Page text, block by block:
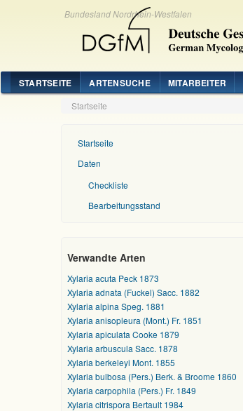
Bundesland Nordrhein-Westfalen
STARTSEITE ARTENSUCHE MITARBEITER
Startseite
Startseite
Daten
Checkliste
Bearbeitungsstand
Verwandte Arten
Xylaria acuta Peck 1873
Xylaria adnata (Fuckel) Sacc. 1882
Xylaria alpina Speg. 1881
Xylaria anisopleura (Mont.) Fr. 1851
Xylaria apiculata Cooke 1879
Xylaria arbuscula Sacc. 1878
Xylaria berkeleyi Mont. 1855
Xylaria bulbosa (Pers.) Berk. & Broome 1860
Xylaria carpophila (Pers.) Fr. 1849
Xylaria citrispora Bertault 1984